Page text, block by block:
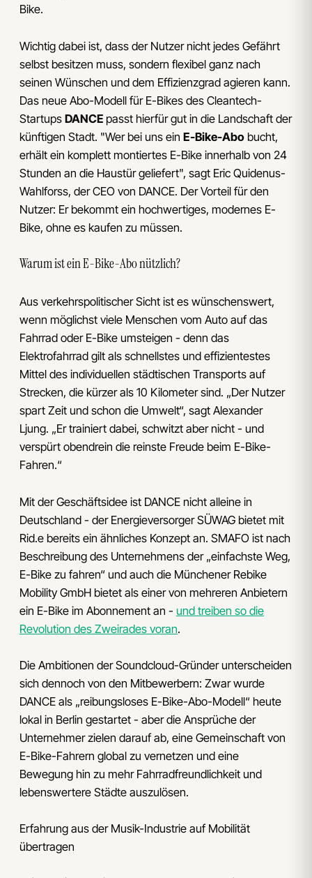
Bike.
Wichtig dabei ist, dass der Nutzer nicht jedes Gefährt
selbst besitzen muss, sondern flexibel ganz nach
seinen Wünschen und dem Effizienzgrad agieren kann.
Das neue Abo-Modell für E-Bikes des Cleantech-
Startups DANCE passt hierfür gut in die Landschaft der
künftigen Stadt. "Wer bei uns ein E-Bike-Abo bucht,
erhält ein komplett montiertes E-Bike innerhalb von 24
Stunden an die Haustür geliefert", sagt Eric Quidenus-
Wahlforss, der CEO von DANCE. Der Vorteil für den
Nutzer: Er bekommt ein hochwertiges, modernes E-
Bike, ohne es kaufen zu müssen.
Warum ist ein E-Bike-Abo nützlich?
Aus verkehrspolitischer Sicht ist es wünschenswert,
wenn möglichst viele Menschen vom Auto auf das
Fahrrad oder E-Bike umsteigen - denn das
Elektrofahrrad gilt als schnellstes und effizientestes
Mittel des individuellen städtischen Transports auf
Strecken, die kürzer als 10 Kilometer sind. „Der Nutzer
spart Zeit und schon die Umwelt“, sagt Alexander
Ljung. „Er trainiert dabei, schwitzt aber nicht - und
verspürt obendrein die reinste Freude beim E-Bike-
Fahren.“
Mit der Geschäftsidee ist DANCE nicht alleine in
Deutschland - der Energieversorger SÜWAG bietet mit
Rid.e bereits ein ähnliches Konzept an. SMAFO ist nach
Beschreibung des Unternehmens der „einfachste Weg,
E-Bike zu fahren“ und auch die Münchener Rebike
Mobility GmbH bietet als einer von mehreren Anbietern
ein E-Bike im Abonnement an - und treiben so die
Revolution des Zweirades voran.
Die Ambitionen der Soundcloud-Gründer unterscheiden
sich dennoch von den Mitbewerbern: Zwar wurde
DANCE als „reibungsloses E-Bike-Abo-Modell“ heute
lokal in Berlin gestartet - aber die Ansprüche der
Unternehmer zielen darauf ab, eine Gemeinschaft von
E-Bike-Fahrern global zu vernetzen und eine
Bewegung hin zu mehr Fahrradfreundlichkeit und
lebenswertere Städte auszulösen.
Erfahrung aus der Musik-Industrie auf Mobilität
übertragen